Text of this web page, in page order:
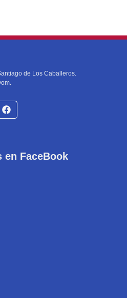
de Los Caballeros.
en FaceBook